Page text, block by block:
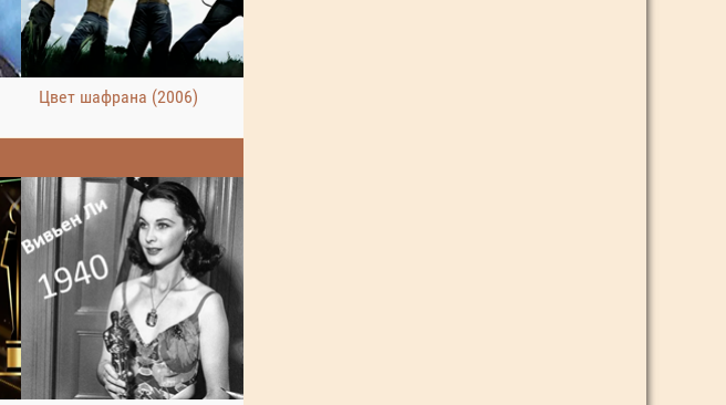
Цвет шафрана (2006)